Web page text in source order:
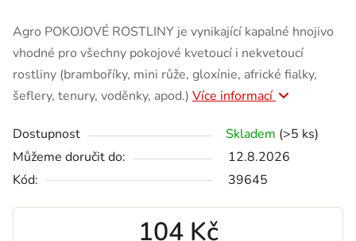
Agro POKOJOVÉ ROSTLINY je vynikající kapalné hnojivo
vhodné pro všechny pokojové kvetoucí i nekvetoucí
rostliny (bramboříky, mini růže, gloxínie, africké fialky,
šeflery, tenury, voděnky, apod.) Více informací
Dostupnost Skladem (>5 ks)
Můžeme doručit do:
12.8.2026
Kód:
39645
104 Kč